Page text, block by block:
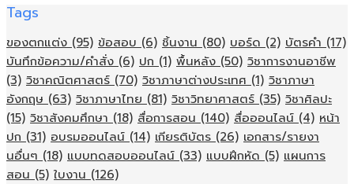
Tags
ของตกแต่ง (95) ข้อสอบ (6) ชิ้นงาน (80) บอร์ด (2) บัตรคำ (17)
บันทึกข้อความ/คำสั่ง (6) ปก (1) พื้นหลัง (50) วิชาการงานอาชีพ
(3) วิชาคณิตศาสตร์ (70) วิชาภาษาต่างประเทศ (1) วิชาภาษา
อังกฤษ (63) วิชาภาษาไทย (81) วิชาวิทยาศาสตร์ (35) วิชาศิลปะ
(15) วิชาสังคมศึกษา (18) สื่อการสอน (140) สื่อออนไลน์ (4) หน้า
ปก (31) อบรมออนไลน์ (14) เกียรติบัตร (26) เอกสาร/รายงา
นอื่นๆ (18) แบบทดสอบออนไลน์ (33) แบบฝึกหัด (5) แผนการ
สอน (5) ใบงาน (126)